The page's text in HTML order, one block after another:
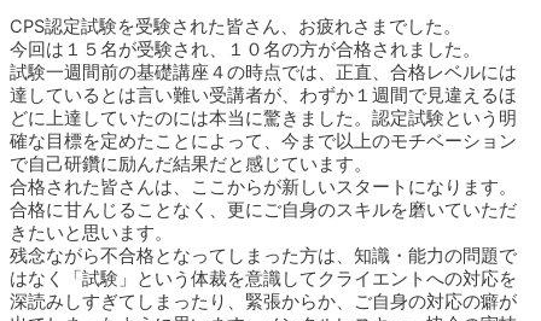
CPS認定試験を受験された皆さん、お疲れさまでした。
今回は１５名が受験され、１０名の方が合格されました。
試験一週間前の基礎講座４の時点では、正直、合格レベルには
達しているとは言い難い受講者が、わずか１週間で見違えるほ
どに上達していたのには本当に驚きました。認定試験という明
確な目標を定めたことによって、今まで以上のモチベーション
で自己研鑽に励んだ結果だと感じています。
合格された皆さんは、ここからが新しいスタートになります。
合格に甘んじることなく、更にご自身のスキルを磨いていただ
きたいと思います。
残念ながら不合格となってしまった方は、知識・能力の問題で
はなく「試験」という体裁を意識してクライエントへの対応を
深読みしすぎてしまったり、緊張からか、ご自身の対応の癖が